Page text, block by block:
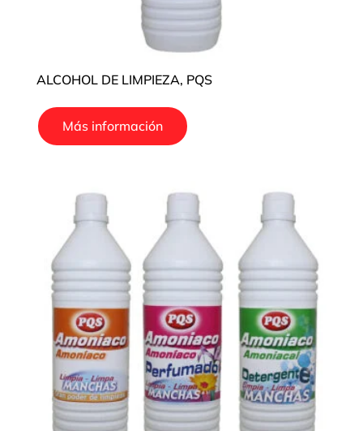
ALCOHOL DE LIMPIEZA, PQS
Más información